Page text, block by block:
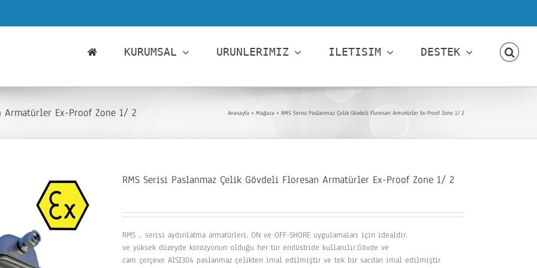
KURUMSAL URUNLERIMIZ ILETISIM DESTEK
Armatürler Ex-Proof Zone 1/ 2 Anasayfa » Mağaza » RMS Serisi Paslanmaz Çelik Gövdeli Floresan Armatürler Ex-Proof Zone 1/ 2
RMS Serisi Paslanmaz Çelik Gövdeli Floresan Armatürler Ex-Proof Zone 1/ 2
RMS .. serisi aydınlatma armatürleri, ON ve OFF-SHORE uygulamaları için idealdir.
ve yüksek düzeyde korozyonun olduğu her tür endüstride kullanılır.Gövde ve
cam çerçeve AISI304 paslanmaz çelikten imal edilmiştir ve tek bir sacdan imal edilmiştir